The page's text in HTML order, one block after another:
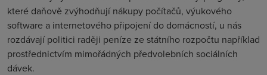
které daňově zvýhodňují nákupy počítačů, výukového
software a internetového připojení do domácností, u nás
rozdávají politici raději peníze ze státního rozpočtu například
prostřednictvím mimořádných předvolebních sociálních
dávek.